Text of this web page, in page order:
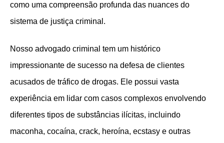
como uma compreensão profunda das nuances do
sistema de justiça criminal.
Nosso advogado criminal tem um histórico
impressionante de sucesso na defesa de clientes
acusados de tráfico de drogas. Ele possui vasta
experiência em lidar com casos complexos envolvendo
diferentes tipos de substâncias ilícitas, incluindo
maconha, cocaína, crack, heroína, ecstasy e outras